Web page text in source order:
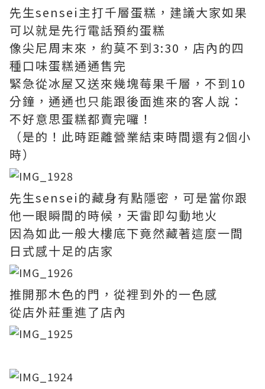
先生sensei主打千層蛋糕，建議大家如果
可以就是先行電話預約蛋糕
像尖尼周末來，約莫不到3:30，店內的四
種口味蛋糕通通售完
緊急從冰屋又送來幾塊莓果千層，不到10
分鐘，通通也只能跟後面進來的客人說：
不好意思蛋糕都賣完囉！
（是的！此時距離營業結束時間還有2個小
時）
先生sensei的藏身有點隱密，可是當你跟
他一眼瞬間的時候，天雷即勾動地火
因為如此一般大樓底下竟然藏著這麼一間
日式感十足的店家
推開那木色的門，從裡到外的一色感
從店外莊重進了店內